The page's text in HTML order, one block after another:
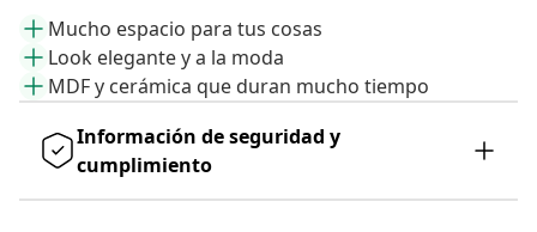
Mucho espacio para tus cosas
Look elegante y a la moda
MDF y cerámica que duran mucho tiempo
Información de seguridad y
cumplimiento